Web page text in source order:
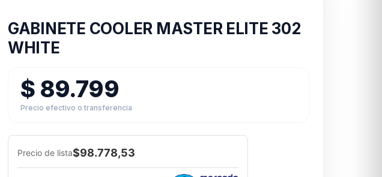
GABINETE COOLER MASTER ELITE 302
WHITE
$ 89.799
Precio efectivo o transferencia
Precio de lista$98.778,53